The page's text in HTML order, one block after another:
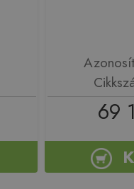
69